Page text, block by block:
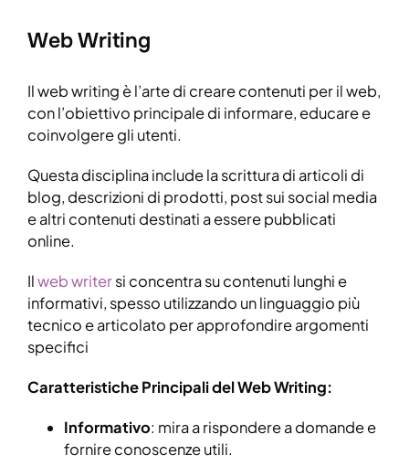
Web Writing
Il web writing è l’arte di creare contenuti per il web,
con l’obiettivo principale di informare, educare e
coinvolgere gli utenti.
Questa disciplina include la scrittura di articoli di
blog, descrizioni di prodotti, post sui social media
e altri contenuti destinati a essere pubblicati
online.
Ilweb writersi concentra su contenuti lunghi e
informativi, spesso utilizzando un linguaggio più
tecnico e articolato per approfondire argomenti
specifici
Caratteristiche Principali del Web Writing:
Informativo: mira a rispondere a domande e
fornire conoscenze utili.